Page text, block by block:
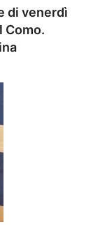
di venerdì
Como.